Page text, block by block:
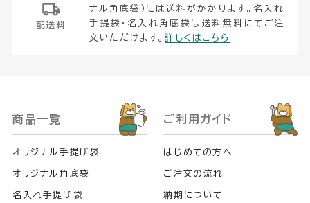
配送料
ナル角底袋）には送料がかかります。名入れ
手提袋・名入れ角底袋は送料無料にてご注
文いただけます。詳しくはこちら
商品一覧
オリジナル手提げ袋
オリジナル角底袋
名入れ手提げ袋
ご利用ガイド
はじめての方へ
ご注文の流れ
納期について